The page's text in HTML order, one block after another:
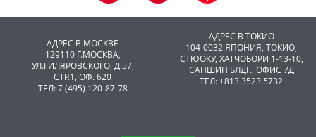
АДРЕС В МОСКВЕ
129110 Г.МОСКВА,
УЛ.ГИЛЯРОВСКОГО, Д.57,
СТР.1, ОФ. 620
ТЕЛ: 7 (495) 120-87-78
АДРЕС В ТОКИО
104-0032 ЯПОНИЯ, ТОКИО,
CТЮОКУ, ХАТЧОБОРИ 1-13-10,
САНШИН БЛДГ., ОФИС 7Д
ТЕЛ: +813 3523 5732